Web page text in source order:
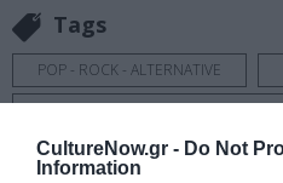
CultureNow.gr - Do Not
Information
Tags
POP - ROCK - ALTERNATIVE
ΕΝΤΕΧΝΟ - ΛΑΪΚΟ - ΠΑΡΑΔΟΣΙΑΚΗ
ΣΥΝΑΥΛΙΕΣ 2024